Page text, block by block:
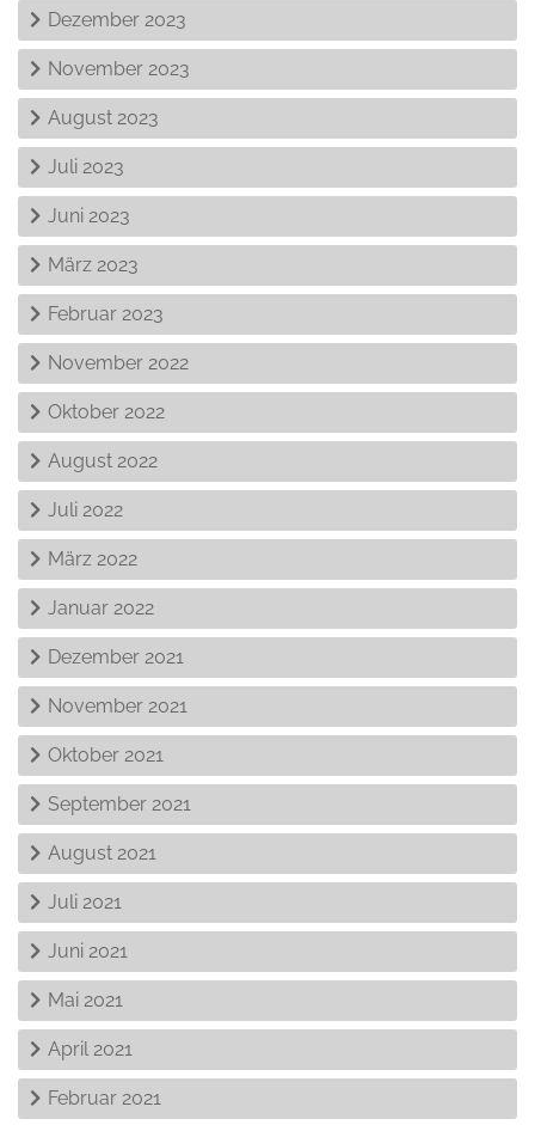
Dezember 2023
November 2023
August 2023
Juli 2023
Juni 2023
März 2023
Februar 2023
November 2022
Oktober 2022
August 2022
Juli 2022
März 2022
Januar 2022
Dezember 2021
November 2021
Oktober 2021
September 2021
August 2021
Juli 2021
Juni 2021
Mai 2021
April 2021
Februar 2021